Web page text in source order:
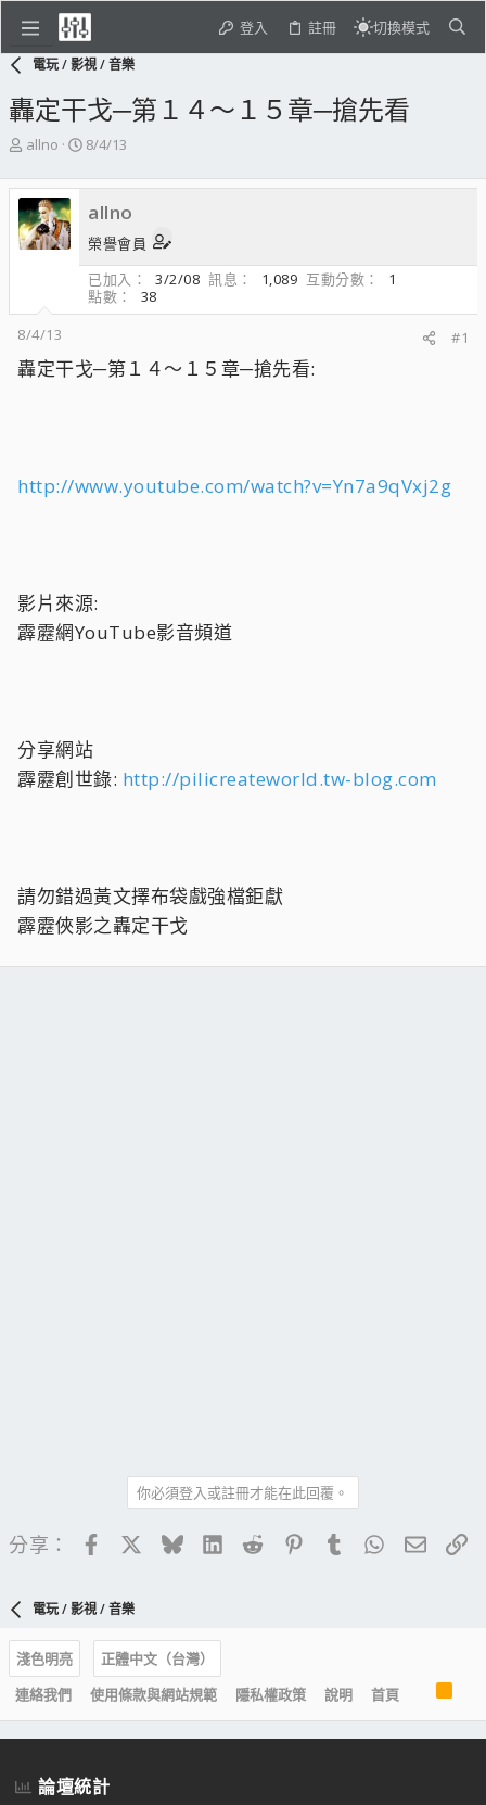
登入 註冊 切換模式
電玩 / 影視 / 音樂
轟定干戈─第１４～１５章─搶先看
主
發
起
人
allno
開
日
期
8/4/13
allno
榮譽會員
已加入
3/2/08 訊息 1,089 互動分數
1
點數
38
8/4/13
#1
轟定干戈─第１４～１５章─搶先看:
http://www.youtube.com/watch?v=Yn7a9qVxj2g
影片來源:
霹靂網YouTube影音頻道
分享網站
霹靂創世錄: http://pilicreateworld.tw-blog.com
請勿錯過黃文擇布袋戲強檔鉅獻
霹靂俠影之轟定干戈
你必須登入或註冊才能在此回覆。
分享： FacebookBlueskyLinkedIn
Reddit PinterestTumblrWhatsApp
電子
電玩 / 影視 / 音樂
淺色明亮
正體中文（台灣）
連絡我們
使用條款與網站規範 隱私權政策 說明 首頁
S
論壇統計